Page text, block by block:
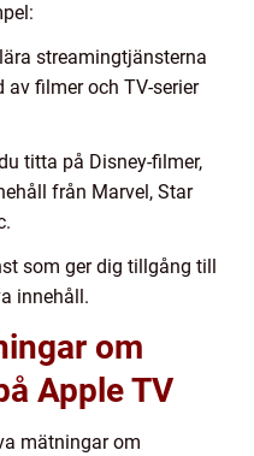
streamingtjänsterna
filmer och TV-serier
titta på Disney-filmer,
från Marvel, Star
som ger dig tillgång till
innehåll.
om
Apple TV
mätningar om